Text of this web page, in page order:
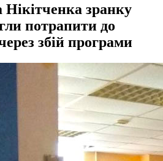
Нікітченка зранку
потрапити до
збій програми